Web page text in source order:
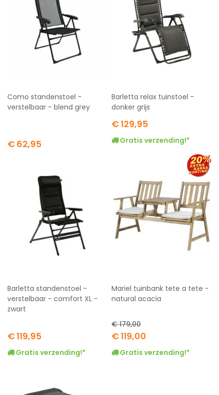
Como standenstoel -
verstelbaar - blend grey
€ 62,95
Barletta relax tuinstoel -
donker grijs
€ 129,95
Gratis verzending!*
Barletta standenstoel -
verstelbaar - comfort XL -
zwart
€ 119,95
Gratis verzending!*
Mariel tuinbank tete a tete -
natural acacia
Special
Price
€ 119,00
€ 179,00
Gratis verzending!*